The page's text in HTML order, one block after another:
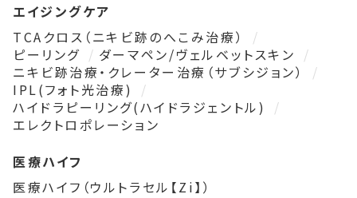
エイジングケア
TCAクロス（ニキビ跡のへこみ治療）
ピーリング
ダーマペン/ヴェルベットスキン
ニキビ跡治療・クレーター治療（サブシジョン）
IPL(フォト光治療)
ハイドラピーリング(ハイドラジェントル)
エレクトロポレーション
医療ハイフ
医療ハイフ（ウルトラセル【Zi】）